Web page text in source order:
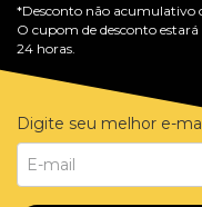
*Desconto não acumulativo
O cupom de desconto
24 horas.
Digite seu melhor e-